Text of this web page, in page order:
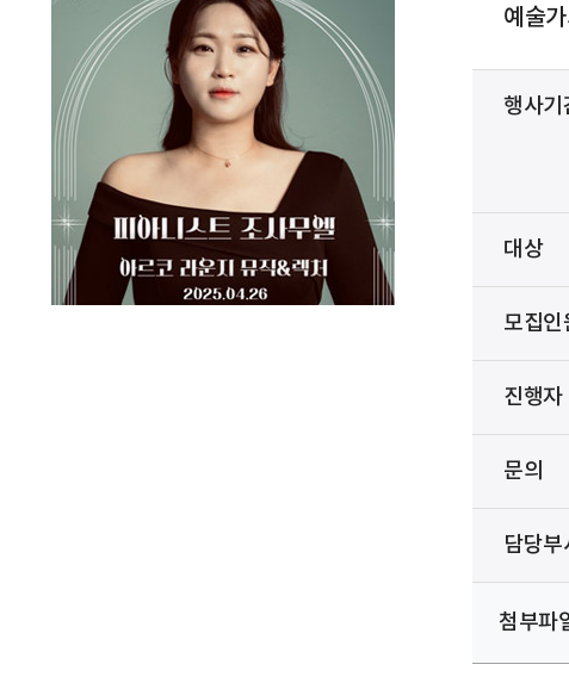
예술
행사기
대상
모집인
진행자
문의
담당부
첨부파